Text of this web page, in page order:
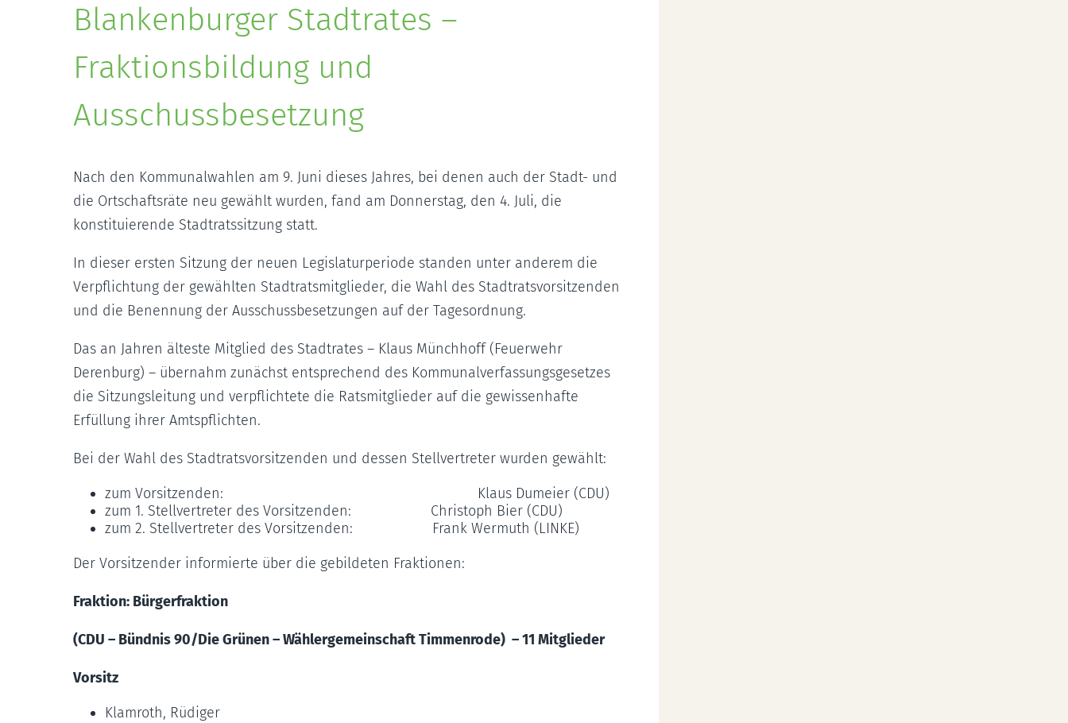
Blankenburger Stadtrates –
Fraktionsbildung und
Ausschussbesetzung
Nach den Kommunalwahlen am 9. Juni dieses Jahres, bei denen auch der Stadt- und
die Ortschaftsräte neu gewählt wurden, fand am Donnerstag, den 4. Juli, die
konstituierende Stadtratssitzung statt.
In dieser ersten Sitzung der neuen Legislaturperiode standen unter anderem die
Verpflichtung der gewählten Stadtratsmitglieder, die Wahl des Stadtratsvorsitzenden
und die Benennung der Ausschussbesetzungen auf der Tagesordnung.
Das an Jahren älteste Mitglied des Stadtrates – Klaus Münchhoff (Feuerwehr
Derenburg) – übernahm zunächst entsprechend des Kommunalverfassungsgesetzes
die Sitzungsleitung und verpflichtete die Ratsmitglieder auf die gewissenhafte
Erfüllung ihrer Amtspflichten.
Bei der Wahl des Stadtratsvorsitzenden und dessen Stellvertreter wurden gewählt:
zum Vorsitzenden: Klaus Dumeier (CDU)
zum 1. Stellvertreter des Vorsitzenden: Christoph Bier (CDU)
zum 2. Stellvertreter des Vorsitzenden: Frank Wermuth (LINKE)
Der Vorsitzender informierte über die gebildeten Fraktionen:
Fraktion: Bürgerfraktion
(CDU – Bündnis 90/Die Grünen – Wählergemeinschaft Timmenrode) – 11 Mitglieder
Vorsitz
Klamroth, Rüdiger